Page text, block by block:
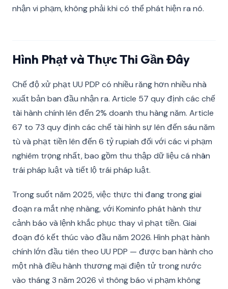
nhận vi phạm, không phải khi có thể phát hiện ra nó.
Hình Phạt và Thực Thi Gần Đây
Chế độ xử phạt UU PDP có nhiều răng hơn nhiều nhà
xuất bản ban đầu nhận ra. Article 57 quy định các chế
tài hành chính lên đến 2% doanh thu hàng năm. Article
67 to 73 quy định các chế tài hình sự lên đến sáu năm
tù và phạt tiền lên đến 6 tỷ rupiah đối với các vi phạm
nghiêm trọng nhất, bao gồm thu thập dữ liệu cá nhân
trái pháp luật và tiết lộ trái pháp luật.
Trong suốt năm 2025, việc thực thi đang trong giai
đoạn ra mắt nhẹ nhàng, với Kominfo phát hành thư
cảnh báo và lệnh khắc phục thay vì phạt tiền. Giai
đoạn đó kết thúc vào đầu năm 2026. Hình phạt hành
chính lớn đầu tiên theo UU PDP — được ban hành cho
một nhà điều hành thương mại điện tử trong nước
vào tháng 3 năm 2026 vì thông báo vi phạm không